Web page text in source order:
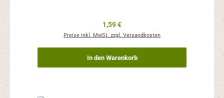
Regulärer Preis:
1,59 €
Preise inkl. MwSt. zzgl. Versandkosten
In den Warenkorb